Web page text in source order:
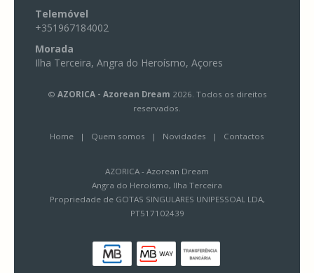
Telemóvel
+351967184002
Morada
Ilha Terceira, Angra do Heroísmo, Açores
© AZORICA - Azorean Dream 2026. Todos os direitos
reservados.
Home | Quem somos | Novidades | Contactos
AZORICA - Azorean Dream
Angra do Heroísmo, Ilha Terceira
Propriedade de GOTAS SINGULARES UNIPESSOAL LDA,
PT517102439